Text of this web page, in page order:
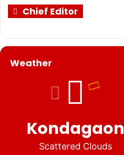
Chief Editor
Weather
Kondagaon
Scattered Clouds